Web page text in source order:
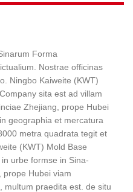
Forma
Nostrae officinas
Ningbo Kaiweite (KWT)
sita est ad villam
Zhejiang, prope Hubei
geographia et mercatura
metra quadrata tegit et
(KWT) Mold Base
urbe formse in Sina-
prope Hubei viam
multum praedita est. de situ